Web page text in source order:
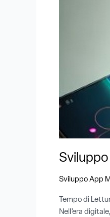
Sviluppo App
Tempo di
Nell’era